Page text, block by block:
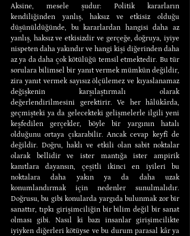
Aksine, mesele şudur: Politik kararların
kendiliğinden yanlış, haksız ve etkisiz olduğu
düşünüldüğünde, bu kararlardan hangisi daha az
yanlış, haksız ve etkisizdir ve gerçeğe, doğruya, iyiye
nispeten daha yakındır ve hangi kişi diğerinden daha
az ya da daha çok kötülüğü temsil etmektedir. Bu tür
sorulara bilimsel bir yanıt vermek mümkün değildir,
zira yanıt vermek sayısız ölçülemez ve kıyaslanamaz
değişkenin karşılaştırmalı olarak
değerlendirilmesini gerektirir. Ve her hâlükârda,
geçmişteki ya da gelecekteki gelişmelerle ilgili yeni
keşfedilen gerçekler, böyle bir yargının hatalı
olduğunu ortaya çıkarabilir. Ancak cevap keyfî de
değildir. Doğru, haklı ve etkili olan sabit noktalar
olarak bellidir ve ister mantığa ister ampirik
kanıtlara dayansın, çeşitli ikinci en iyileri bu
noktalara daha yakın ya da daha uzak
konumlandırmak için nedenler sunulmalıdır.
Doğrusu, bu gibi konularda yargıda bulunmak zor bir
sanattır, tıpkı girişimciliğin bir bilim değil bir sanat
olması gibi. Nasıl ki bazı insanlar girişimcilikte
iyiyken diğerleri kötüyse ve bu durum parasal kâr ya